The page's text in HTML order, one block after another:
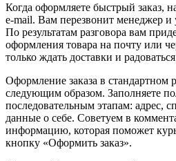
Когда оформляете быстрый
e-mail. Вам перезвонит менеджер и
По результатам разговора вам
оформления товара на почту или
только ждать доставки и
Оформление заказа в стандартном
следующим образом. Заполняете
последовательным этапам: адрес,
данные о себе. Советуем в
информацию, которая поможет
кнопку «Оформить заказ».